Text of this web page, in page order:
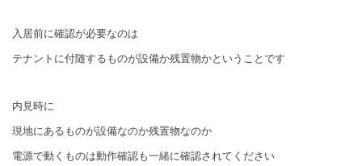
入居前に確認が必要なのは
テナントに付随するものが設備か残置物かということです
内見時に
現地にあるものが設備なのか残置物なのか
電源で動くものは動作確認も一緒に確認されてください